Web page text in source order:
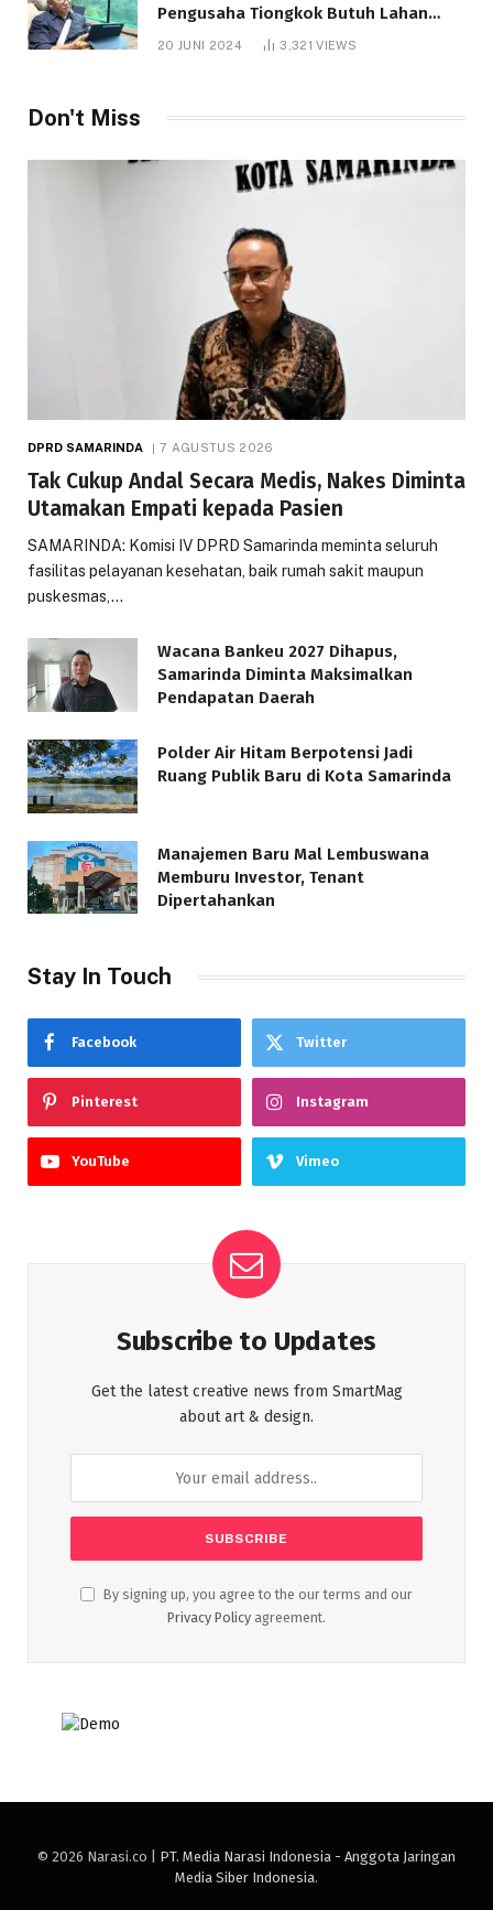
Pengusaha Tiongkok Butuh Lahan
20 JUNI 2024 3,321VIEWS
Don't Miss
DPRD SAMARINDA 7 AGUSTUS 2026
Tak Cukup Andal Secara Medis, Nakes Diminta
Utamakan Empati kepada Pasien
SAMARINDA: Komisi IV DPRD Samarinda meminta seluruh
fasilitas pelayanan kesehatan, baik rumah sakit maupun
puskesmas,…
Wacana Bankeu 2027 Dihapus,
Samarinda Diminta Maksimalkan
Pendapatan Daerah
Polder Air Hitam Berpotensi Jadi
Ruang Publik Baru di Kota Samarinda
Manajemen Baru Mal Lembuswana
Memburu Investor, Tenant
Dipertahankan
Stay In Touch
Facebook Twitter
Pinterest Instagram
YouTube Vimeo
Subscribe to Updates
Get the latest creative news from SmartMag
about art & design.
By signing up, you agree to the our terms and our
Privacy Policy agreement.
© 2026 Narasi.co | PT. Media Narasi Indonesia - Anggota Jaringan
Media Siber Indonesia.